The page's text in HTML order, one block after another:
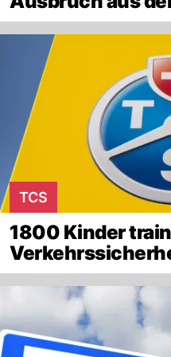
TCS
1800 Kinder